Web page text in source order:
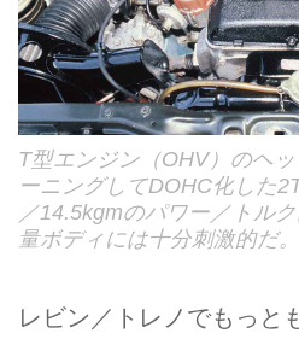
T型エンジン（OHV）のヘ
ーニングしてDOHC化した
／14.5kgmのパワー／トル
量ボディには十分刺激的だ。
レビン／トレノでもっと